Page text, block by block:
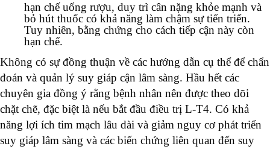
hạn chế uống rượu, duy trì cân nặng khỏe mạnh và
bỏ hút thuốc có khả năng làm chậm sự tiến triển.
Tuy nhiên, bằng chứng cho cách tiếp cận này còn
hạn chế.
Không có sự đồng thuận về các hướng dẫn cụ thể để chẩn
đoán và quản lý suy giáp cận lâm sàng. Hầu hết các
chuyên gia đồng ý rằng bệnh nhân nên được theo dõi
chặt chẽ, đặc biệt là nếu bắt đầu điều trị L-T4. Có khả
năng lợi ích tim mạch lâu dài và giảm nguy cơ phát triển
suy giáp lâm sàng và các biến chứng liên quan đến suy